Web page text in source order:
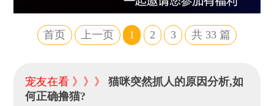
首页 上一页 1 2 3 共33 篇
宠友在看 》》》猫咪突然抓人的原因分析,如
何正确撸猫?